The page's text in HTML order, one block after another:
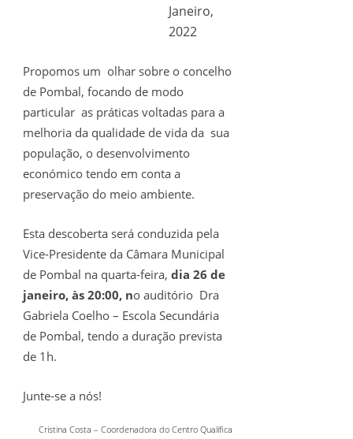
Janeiro,
2022
Propomos um olhar sobre o concelho
de Pombal, focando de modo
particular as práticas voltadas para a
melhoria da qualidade de vida da sua
população, o desenvolvimento
económico tendo em conta a
preservação do meio ambiente.
Esta descoberta será conduzida pela
Vice-Presidente da Câmara Municipal
de Pombal na quarta-feira, dia 26 de
janeiro, às 20:00, no auditório Dra
Gabriela Coelho – Escola Secundária
de Pombal, tendo a duração prevista
de 1h.
Junte-se a nós!
Cristina Costa – Coordenadora do Centro Qualifica